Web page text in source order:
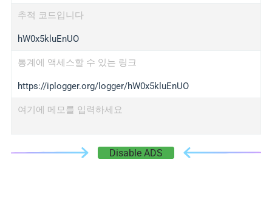
추적 코드입니다
hW0x5kluEnUO
통계에 액세스할 수 있는 링크
https://iplogger.org/logger/hW0x5kluEnUO
여기에 메모를 입력하세요
Disable ADS